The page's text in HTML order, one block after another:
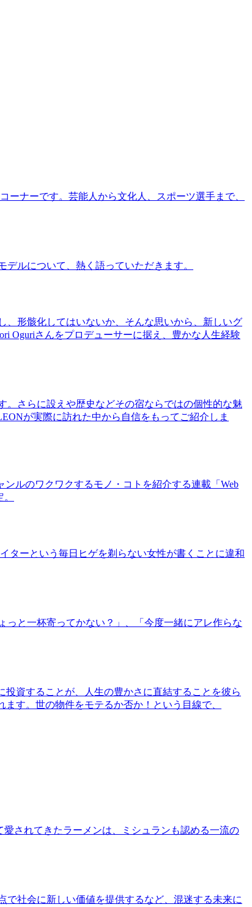
ナーです。芸能人から文化人、スポーツ選手まで、
ルについて、熱く語っていただきます。
、形骸化してはいないか、そんな思いから、新しいグ
Oguriさんをプロデューサーに据え、豊かな人生経験
さらに設えや歴史などその宿ならではの個性的な魅
が実際に訪れた中から自信をもってご紹介しま
ルのワクワクするモノ・コトを紹介する連載「Web
ターという毎日ヒゲを剃らない女性が書くことに違和
っと一杯寄ってかない？」、「今度一緒にアレ作らな
資することが、人生の豊かさに直結することを彼ら
す。世の物件をモテるか否か！という目線で、
されてきたラーメンは、ミシュランも認める一流の
社会に新しい価値を提供するなど、混迷する未来に